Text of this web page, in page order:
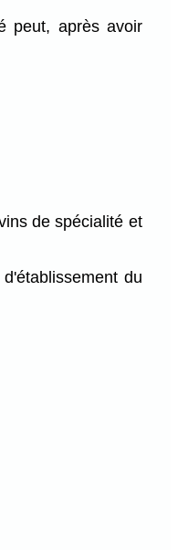
peut, après avoir
de spécialité et
du